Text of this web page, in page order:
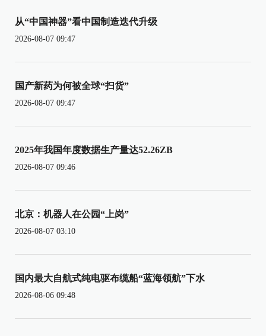
从“中国神器”看中国制造迭代升级
2026-08-07 09:47
国产新药为何被全球“扫货”
2026-08-07 09:47
2025年我国年度数据生产量达52.26ZB
2026-08-07 09:46
北京：机器人在公园“上岗”
2026-08-07 03:10
国内最大自航式纯电驱布缆船“蓝海领航”下水
2026-08-06 09:48